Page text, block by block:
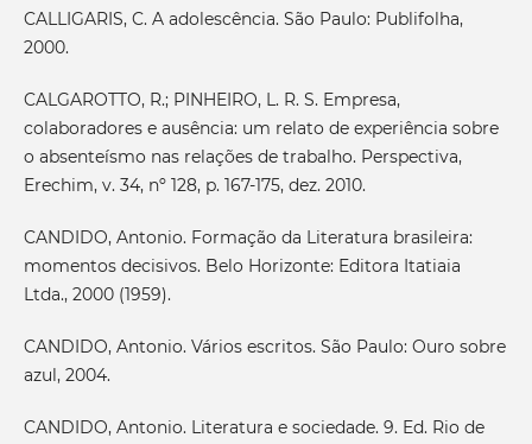
CALLIGARIS, C. A adolescência. São Paulo: Publifolha,
2000.
CALGAROTTO, R.; PINHEIRO, L. R. S. Empresa,
colaboradores e ausência: um relato de experiência sobre
o absenteísmo nas relações de trabalho. Perspectiva,
Erechim, v. 34, nº 128, p. 167-175, dez. 2010.
CANDIDO, Antonio. Formação da Literatura brasileira:
momentos decisivos. Belo Horizonte: Editora Itatiaia
Ltda., 2000 (1959).
CANDIDO, Antonio. Vários escritos. São Paulo: Ouro sobre
azul, 2004.
CANDIDO, Antonio. Literatura e sociedade. 9. Ed. Rio de